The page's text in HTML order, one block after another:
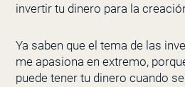
invertir tu dinero para la
Ya saben que el tema de las
me apasiona en extremo,
puede tener tu dinero cuando